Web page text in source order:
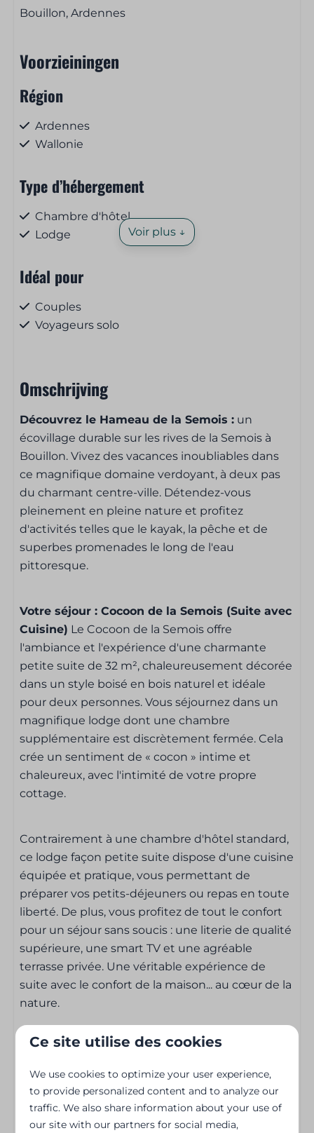
Bouillon, Ardennes
Voorzieiningen
Région
Ardennes
Wallonie
Type d’hébergement
Chambre d'hôtel
Lodge
Idéal pour
Couples
Voyageurs solo
Sans animaux
Service (petit-)déjeuner
Pain et viennoiseries à commander
Chambre à coucher
Literie inclus
Télévision dans la chambre
Salle de bain
Serviettes incluses
Salle de bain
Douche
Evier: 1
Sèche-cheveux
Cuisine
Réfrigérateur
Divertissement
Wi-Fi
Télévision à écran plat
Télévision intelligente
Extérieur
Climatisation
Chauffage central
Voir plus ↓
Omschrijving
Découvrez le Hameau de la Semois : un
écovillage durable sur les rives de la Semois à
Bouillon. Vivez des vacances inoubliables dans
ce magnifique domaine verdoyant, à deux pas
du charmant centre-ville. Détendez-vous
pleinement en pleine nature et profitez
d'activités telles que le kayak, la pêche et de
superbes promenades le long de l'eau
pittoresque.
Votre séjour : Cocoon de la Semois (Suite avec
Cuisine) Le Cocoon de la Semois offre
l'ambiance et l'expérience d'une charmante
petite suite de 32 m², chaleureusement décorée
dans un style boisé en bois naturel et idéale
pour deux personnes. Vous séjournez dans un
magnifique lodge dont une chambre
supplémentaire est discrètement fermée. Cela
crée un sentiment de « cocon » intime et
chaleureux, avec l'intimité de votre propre
cottage.
Contrairement à une chambre d'hôtel standard,
ce lodge façon petite suite dispose d'une cuisine
équipée et pratique, vous permettant de
préparer vos petits-déjeuners ou repas en toute
liberté. De plus, vous profitez de tout le confort
pour un séjour sans soucis : une literie de qualité
supérieure, une smart TV et une agréable
terrasse privée. Une véritable expérience de
suite avec le confort de la maison... au cœur de la
nature.
Caractéristiques du village de vacances :
Situation calme au milieu de la nature
Situé directement au bord de l'eau
Ce site utilise des cookies
We use cookies to optimize your user experience,
to provide personalized content and to analyze our
traffic. We also share information about your use of
our site with our partners for social media,